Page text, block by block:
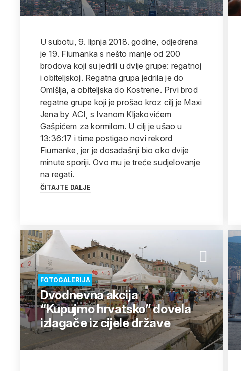
U subotu, 9. lipnja 2018. godine, odjedrena
je 19. Fiumanka s nešto manje od 200
brodova koji su jedrili u dvije grupe: regatnoj
i obiteljskoj. Regatna grupa jedrila je do
Omišlja, a obiteljska do Kostrene. Prvi brod
regatne grupe koji je prošao kroz cilj je Maxi
Jena by ACI, s Ivanom Kljakovićem
Gašpićem za kormilom. U cilj je ušao u
13:36:17 i time postigao novi rekord
Fiumanke, jer je dosadašnji bio oko dvije
minute sporiji. Ovo mu je treće sudjelovanje
na regati.
ČITAJTE DALJE
FOTOGALERIJA
Dvodnevna akcija
“Kupujmo hrvatsko” dovela
izlagače iz cijele države